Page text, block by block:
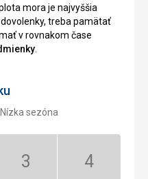
mora je najvyššia
treba pamätať
v rovnakom čase
Nízka sezóna
Marec:
Apríl: